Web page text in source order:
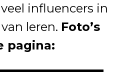
influencers in
leren. Foto’s
pagina: